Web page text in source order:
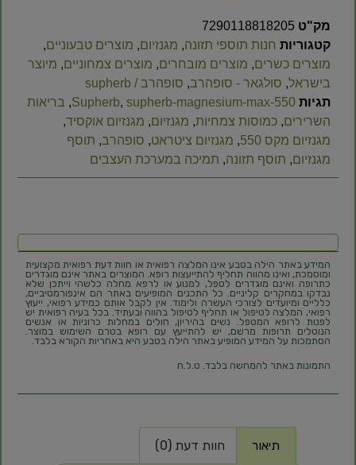
מק"ט 7290118818205
קטגוריות חנות תוספי תזונה, מגנזיום, מוצרים טבעוניים,
מוצרים כשרים, מוצרים מובחרים, מוצרים צמחוניים, מיוצר
בישראל, סולגאר - סופהרב, סופהרב / supherb
תגיות
Supherb, supherb-magnesium-max-550
, בריאות
השרירים, כמוסות צמחיות, מגנזיום, מגנזיום אוקסיד,
מגנזיום מקס 550​
, מגנזיום ציטראט, סופהרב, תוסף
מגנזיום, תוסף תזונה, תמיכה במערכת העצבים
המידע באתר הילה בטבע אינו המלצה רפואית או חוות דעת רפואית מקצועית
ומוסמכת, ואינו מהווה תחליף להתייעצות רופא. המוצרים באתר אינם מוגדרים
כתרופה ואינם מוגדרים לטפל, למנוע או לרפא מחלה כלשהי וייתכן שלא
נבדקו במחקרים קליניים. כל התכנים המופיעים באתר הם אינפורמטיביים,
כלליים ומיועדים לצורכי העשרה ולימוד. אין לקבל אותם כמידע רפואי, ייעוץ
רפואי, המלצה לטיפול או תחליף לטיפול בהווה ובעתיד. בכל בעיה רפואית יש
לפנות לרופא המטפל. נשים בהיריון, חולים במחלות כרוניות או אנשים
הנוטלים תרופות מרשם, יש להתייעץ עם רופא בטרם השימוש במוצר.
הסתמכות על המידע המופיע באתר הילה בטבע היא באחריות הקורא בלבד.
התמונות באתר להמחשה בלבד. ט.ל.ח
תיאור חוות דעת (0)